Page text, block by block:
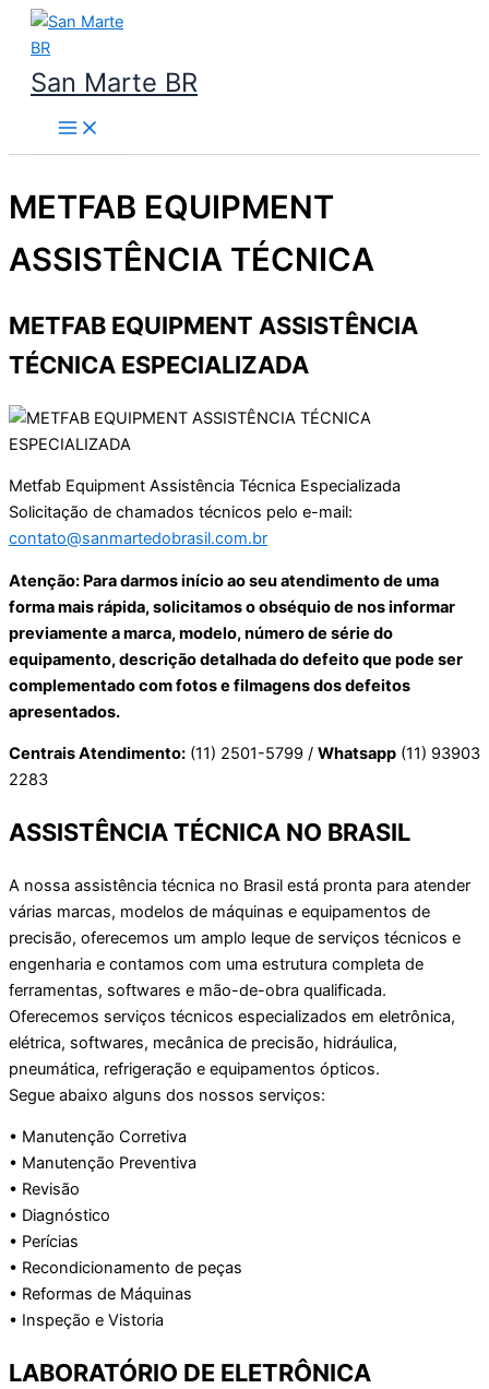
para
conteúdo
San Marte BR
METFAB EQUIPMENT
ASSISTÊNCIA TÉCNICA
METFAB EQUIPMENT ASSISTÊNCIA
TÉCNICA ESPECIALIZADA
Metfab Equipment Assistência Técnica Especializada
Solicitação de chamados técnicos pelo e-mail:
contato@sanmartedobrasil.com.br
Atenção: Para darmos início ao seu atendimento de uma
forma mais rápida, solicitamos o obséquio de nos informar
previamente a marca, modelo, número de série do
equipamento, descrição detalhada do defeito que pode ser
complementado com fotos e filmagens dos defeitos
apresentados.
Centrais Atendimento: (11) 2501-5799 / Whatsapp (11) 93903
2283
ASSISTÊNCIA TÉCNICA NO BRASIL
A nossa assistência técnica no Brasil está pronta para atender
várias marcas, modelos de máquinas e equipamentos de
precisão, oferecemos um amplo leque de serviços técnicos e
engenharia e contamos com uma estrutura completa de
ferramentas, softwares e mão-de-obra qualificada.
Oferecemos serviços técnicos especializados em eletrônica,
elétrica, softwares, mecânica de precisão, hidráulica,
pneumática, refrigeração e equipamentos ópticos.
Segue abaixo alguns dos nossos serviços:
• Manutenção Corretiva
• Manutenção Preventiva
• Revisão
• Diagnóstico
• Perícias
• Recondicionamento de peças
• Reformas de Máquinas
• Inspeção e Vistoria
LABORATÓRIO DE ELETRÔNICA